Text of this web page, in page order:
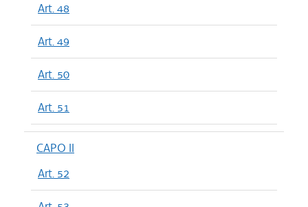
Art. 48
Art. 49
Art. 50
Art. 51
CAPO II
Art. 52